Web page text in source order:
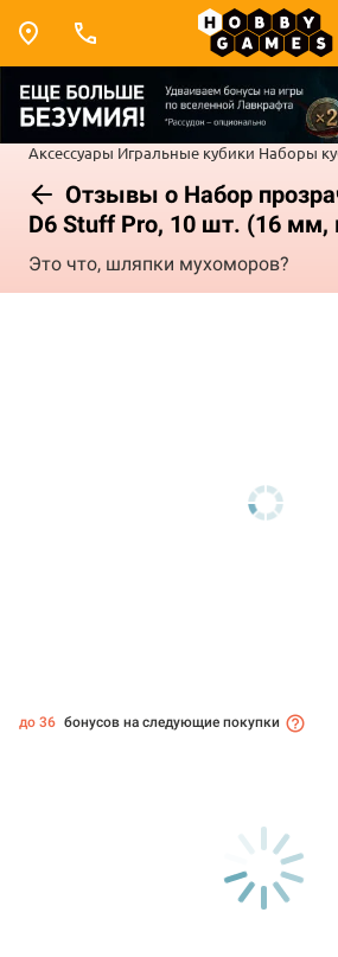
Аксессуары Игральные кубики Наборы
Отзывы о Набор
D6 Stuff Pro, 10 шт. (16 мм,
Это что, шляпки мухоморов?
до 36 бонусов на следующие покупки